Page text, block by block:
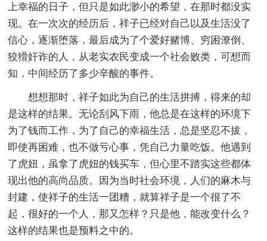
上幸福的日子，但只是如此渺小的希望，在那时都没实
现。在一次次的经历后，祥子已经对自己以及生活没了
信心，逐渐堕落，最后成为了个爱好赌博、穷困潦倒、
狡猾奸诈的人，从老实农民变成一个社会败类，可想而
知，中间经历了多少辛酸的事件。
想想那时，祥子如此为自己的生活拼搏，得来的却
是这样的结果。无论刮风下雨，他总是在这样的环境下
为了钱而工作，为了自己的幸福生活，总是坚忍不拔，
即使再困难，也不做亏心事，凭自己力量吃饭。他遇到
了虎妞，虽拿了虎妞的钱买车，但心里不踏实这些都体
现出他的高尚品质。因为当时社会环境，人们的麻木与
封建，使祥子的生活一团糟，就算祥子是一个很了不
起，很好的一个人，那又怎样？只是他，能改变什么？
这样的结果也是预料之中的。